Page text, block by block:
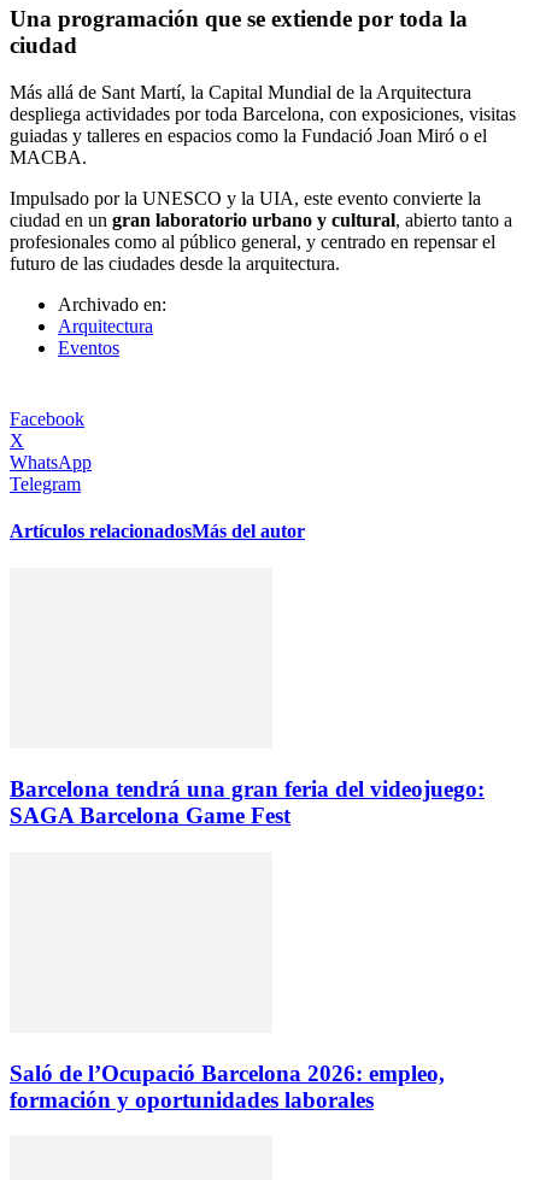
Una programación que se extiende por toda la
ciudad
Más allá de Sant Martí, la Capital Mundial de la Arquitectura
despliega actividades por toda Barcelona, con exposiciones, visitas
guiadas y talleres en espacios como la Fundació Joan Miró o el
MACBA.
Impulsado por la UNESCO y la UIA, este evento convierte la
ciudad en un gran laboratorio urbano y cultural, abierto tanto a
profesionales como al público general, y centrado en repensar el
futuro de las ciudades desde la arquitectura.
Archivado en:
Arquitectura
Eventos
Facebook
X
WhatsApp
Telegram
Artículos relacionadosMás del autor
Barcelona tendrá una gran feria del videojuego:
SAGA Barcelona Game Fest
Saló de l’Ocupació Barcelona 2026: empleo,
formación y oportunidades laborales